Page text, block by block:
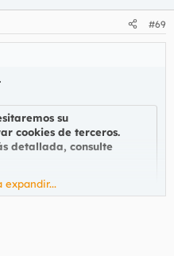
#69
su
cookies de terceros.
detallada, consulte
expandir...